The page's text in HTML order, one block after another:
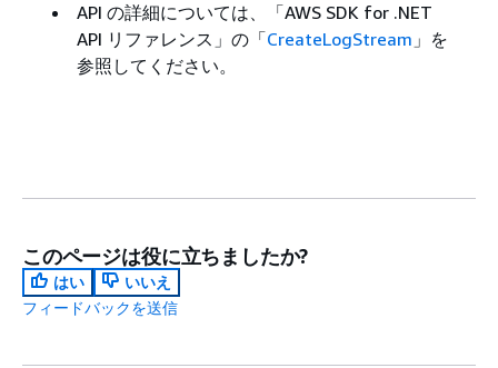
API の詳細については、「AWS SDK for .NET
API リファレンス 」の「CreateLogStream 」を
参照してください。
このページは役に立ちましたか?
はい
いいえ
フィードバックを送信